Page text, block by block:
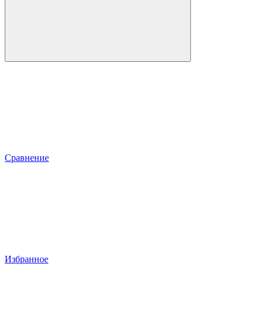
Сравнение
Избранное